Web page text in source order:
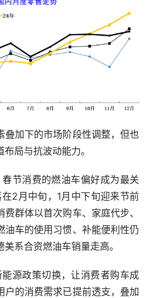
叠加下的市场阶段性调整，但也
局与抗波动能力。
节消费的燃油车偏好成为最关
2月中旬，1月中下旬迎来节前
群体以首次购车、家庭代步、
油车的使用习惯、补能便利性仍
系合资燃油车销量走高。
源政策切换，让消费者购车成
户的消费需求已提前透支，叠加